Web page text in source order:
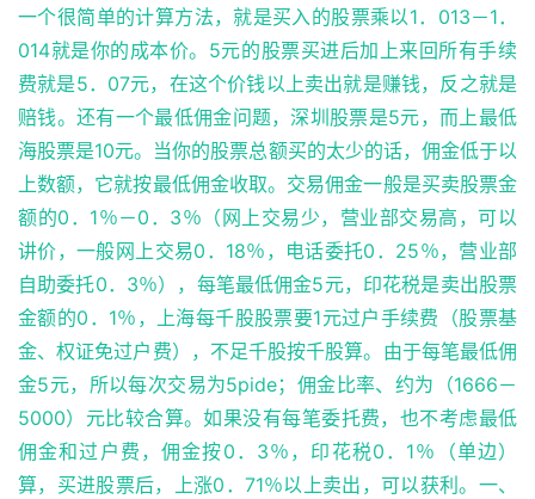
一个很简单的计算方法，就是买入的股票乘以1．013－1．
014就是你的成本价。5元的股票买进后加上来回所有手续
费就是5．07元，在这个价钱以上卖出就是赚钱，反之就是
赔钱。还有一个最低佣金问题，深圳股票是5元，而上最低
海股票是10元。当你的股票总额买的太少的话，佣金低于以
上数额，它就按最低佣金收取。交易佣金一般是买卖股票金
额的0．1％－0．3％（网上交易少，营业部交易高，可以
讲价，一般网上交易0．18％，电话委托0．25％，营业部
自助委托0．3％），每笔最低佣金5元，印花税是卖出股票
金额的0．1％，上海每千股股票要1元过户手续费（股票基
金、权证免过户费），不足千股按千股算。由于每笔最低佣
金5元，所以每次交易为5pide；佣金比率、约为（1666－
5000）元比较合算。如果没有每笔委托费，也不考虑最低
佣金和过户费，佣金按0．3％，印花税0．1％（单边）
算，买进股票后，上涨0．71％以上卖出，可以获利。一、